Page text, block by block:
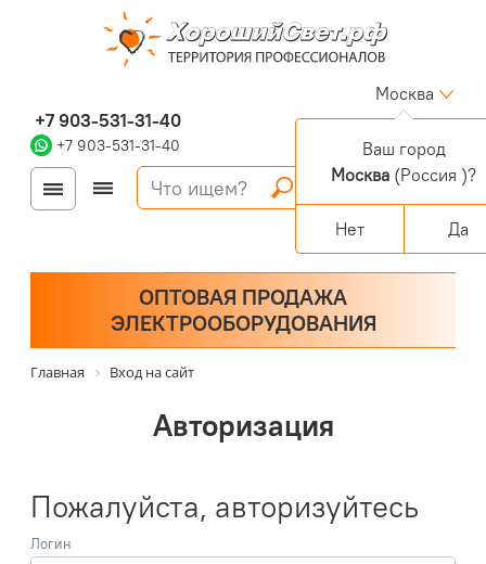
+7 903-531-31-40
+7 903-531-31-40
Москва
Войти
Регистрация
Корзина
0 позиций
Персональный раздел
ОПТОВАЯ ПРОДАЖА
ЭЛЕКТРООБОРУДОВАНИЯ
Главная Вход на сайт
Авторизация
Пожалуйста, авторизуйтесь
Логин
Ваш город
Москва (Россия )?
Нет Да